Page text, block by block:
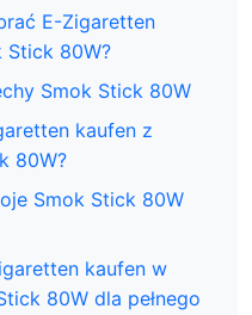
E-Zigaretten
Stick 80W?
Smok Stick 80W
kaufen z
80W?
Smok Stick 80W
kaufen w
80W dla pełnego